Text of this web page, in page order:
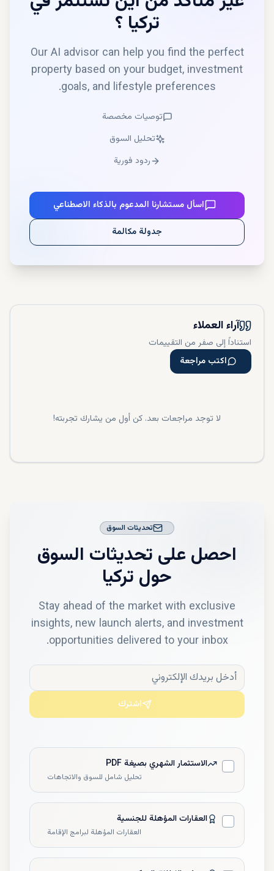
تركيا ؟
Our AI advisor can help you find the perfect
property based on your budget, investment
goals, and lifestyle preferences.
توصيات مخصصة
تحليل السوق
ردود فورية
اسأل مستشارنا المدعوم بالذكاء الاصطناعي
جدولة مكالمة
آراء العملاء
استناداً إلى صفر من التقييمات
اكتب مراجعة
لا توجد مراجعات بعد. كن أول من يشارك تجربته!
تحديثات السوق
احصل على تحديثات السوق
حول تركيا
Stay ahead of the market with exclusive
insights, new launch alerts, and investment
opportunities delivered to your inbox.
اشترك
الاستثمار الشهري بصيغة PDF
تحليل شامل للسوق والاتجاهات
العقارات المؤهلة للجنسية
العقارات المؤهلة لبرامج الإقامة